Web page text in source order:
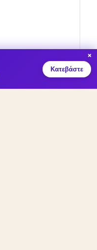
×
Κατεβάστε